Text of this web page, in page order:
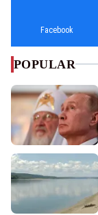
Facebook
POPULAR